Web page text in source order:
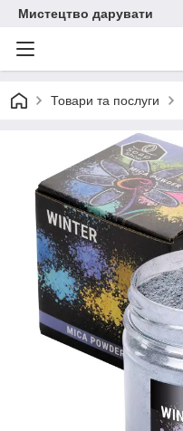
Мистецтво дарувати
Товари та послуги